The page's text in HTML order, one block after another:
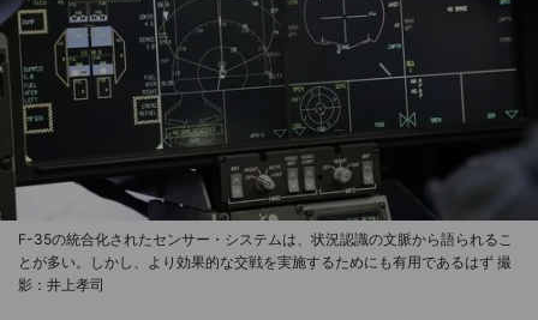
F-35の統合化されたセンサー・システムは、状況認識の文脈から語られるこ
とが多い。しかし、より効果的な交戦を実施するためにも有用であるはず 撮
影：井上孝司